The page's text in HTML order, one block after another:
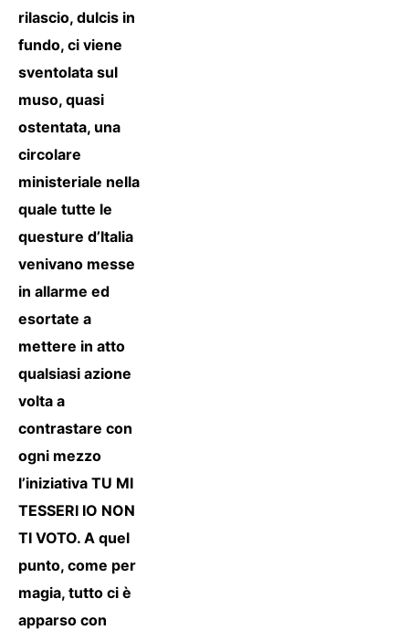
rilascio, dulcis in
fundo, ci viene
sventolata sul
muso, quasi
ostentata, una
circolare
ministeriale nella
quale tutte le
questure d’Italia
venivano messe
in allarme ed
esortate a
mettere in atto
qualsiasi azione
volta a
contrastare con
ogni mezzo
l’iniziativa TU MI
TESSERI IO NON
TI VOTO. A quel
punto, come per
magia, tutto ci è
apparso con